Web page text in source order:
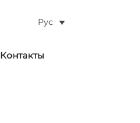
Рус
Контакты